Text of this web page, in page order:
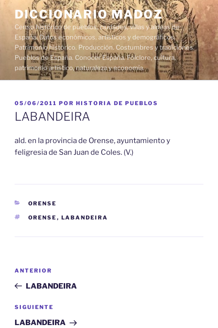
contenido
DICCIONARIO MADOZ
Censo histórico de pueblos, ciudades, villas y aldeas de
España. Datos económicos, artísticos y demográficos.
Patrimonio histórico. Producción. Costumbres y tradiciones.
Pueblos de España. Conocer España. Folclore, cultura,
patrimonio artístico, naturaleza y economía.
PUBLICADO
EL
05/06/2011 POR HISTORIA DE PUEBLOS
LABANDEIRA
ald. en la provincia de Orense, ayuntamiento y
feligresia de San Juan de Coles. (V.)
CATEGORÍAS
ORENSE
ETIQUETAS
ORENSE , LABANDEIRA
entradas
Entrada
anterior:
ANTERIOR
LABANDEIRA
Siguiente
entrada
SIGUIENTE
LABANDEIRA